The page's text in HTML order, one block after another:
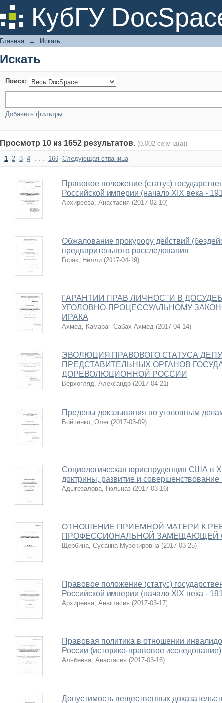
КубГУ
Искать
Главная → Искать
Искать
Поиск:
Добавить фильтры
Просмотр 10 из 1652 результатов. (0.002 секунд(а))
1 2 3 4 . . . 166 Следующая страница
Правовое положение (статус)
Российской империи (начало XIX века -
Архиреева, Анастасия (2017-02-10)
Обжалование прокурору действий
предварительного расследования
Горак, Нелли (2017-04-19)
ГАРАНТИИ ПРАВ ЛИЧНОСТИ В
УГОЛОВНО-ПРОЦЕССУАЛЬНОМУ
ИРАКА
Ахмед, Камаран Сабах Ахмед (2017-04-14)
ЭВОЛЮЦИЯ ПРАВОВОГО СТАТУСА
ПРЕДСТАВИТЕЛЬНЫХ ОРГАНОВ
ДОРЕВОЛЮЦИОННОЙ РОССИИ
Верхогляд, Александр (2017-04-21)
Пределы доказывания по уголовным
Бойченко, Олег (2017-03-09)
Социологическая юриспруденция США в
доктрины, развитие и совершенствование
Адыгезалова, Гюльназ (2017-03-16)
ОТНОШЕНИЕ ПРИЕМНОЙ МАТЕРИ К
ПРОФЕССИОНАЛЬНОЙ ЗАМЕЩАЮЩЕЙ
Щербина, Сусанна Музекировна (2017-03-25)
Правовое положение (статус)
Российской империи (начало XIX века -
Архиреева, Анастасия (2017-03-17)
Правовая политика в отношении
России (историко-правовое исследование)
Альбеева, Анастасия (2017-03-16)
Допустимость вещественных